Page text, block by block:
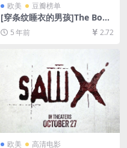
欧美 豆瓣榜单
[穿条纹睡衣的男孩]The Boy i
n the Striped Pajamas (200
8)[百度网盘+迅雷云盘资源10
80P超清未删减][MP4/6.0GB]
5 年前 2.72
欧美 高清电影